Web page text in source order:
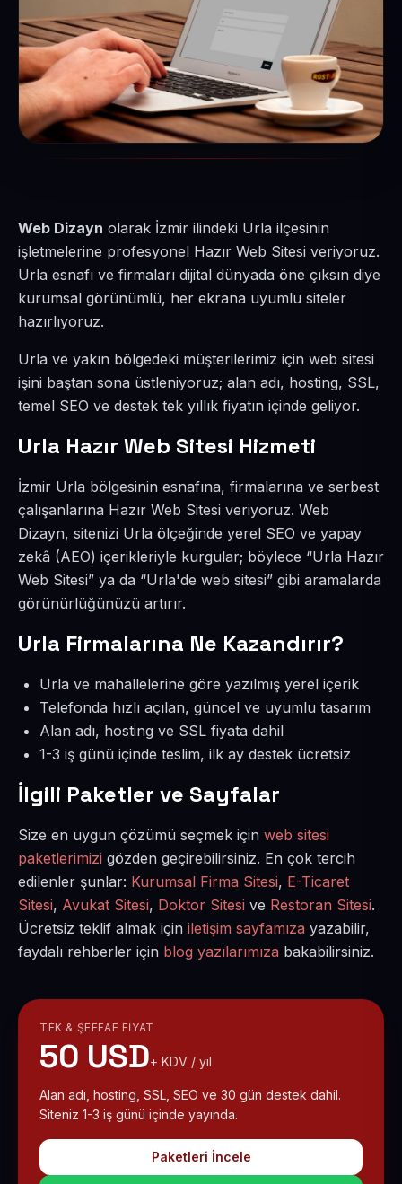
Web Dizayn olarak İzmir ilindeki Urla ilçesinin
işletmelerine profesyonel Hazır Web Sitesi veriyoruz.
Urla esnafı ve firmaları dijital dünyada öne çıksın diye
kurumsal görünümlü, her ekrana uyumlu siteler
hazırlıyoruz.
Urla ve yakın bölgedeki müşterilerimiz için web sitesi
işini baştan sona üstleniyoruz; alan adı, hosting, SSL,
temel SEO ve destek tek yıllık fiyatın içinde geliyor.
Urla Hazır Web Sitesi Hizmeti
İzmir Urla bölgesinin esnafına, firmalarına ve serbest
çalışanlarına Hazır Web Sitesi veriyoruz. Web
Dizayn, sitenizi Urla ölçeğinde yerel SEO ve yapay
zekâ (AEO) içerikleriyle kurgular; böylece “Urla Hazır
Web Sitesi” ya da “Urla'de web sitesi” gibi aramalarda
görünürlüğünüzü artırır.
Urla Firmalarına Ne Kazandırır?
Urla ve mahallelerine göre yazılmış yerel içerik
Telefonda hızlı açılan, güncel ve uyumlu tasarım
Alan adı, hosting ve SSL fiyata dahil
1-3 iş günü içinde teslim, ilk ay destek ücretsiz
İlgili Paketler ve Sayfalar
Size en uygun çözümü seçmek için web sitesi
paketlerimizi gözden geçirebilirsiniz. En çok tercih
edilenler şunlar: Kurumsal Firma Sitesi, E-Ticaret
Sitesi, Avukat Sitesi, Doktor Sitesi ve Restoran Sitesi.
Ücretsiz teklif almak için iletişim sayfamıza yazabilir,
faydalı rehberler için blog yazılarımıza bakabilirsiniz.
TEK & ŞEFFAF FIYAT
50 USD+ KDV / yıl
Alan adı, hosting, SSL, SEO ve 30 gün destek dahil.
Siteniz 1-3 iş günü içinde yayında.
Paketleri İncele